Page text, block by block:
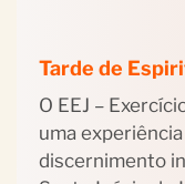
Tarde de
O EEJ –
uma
discernimento